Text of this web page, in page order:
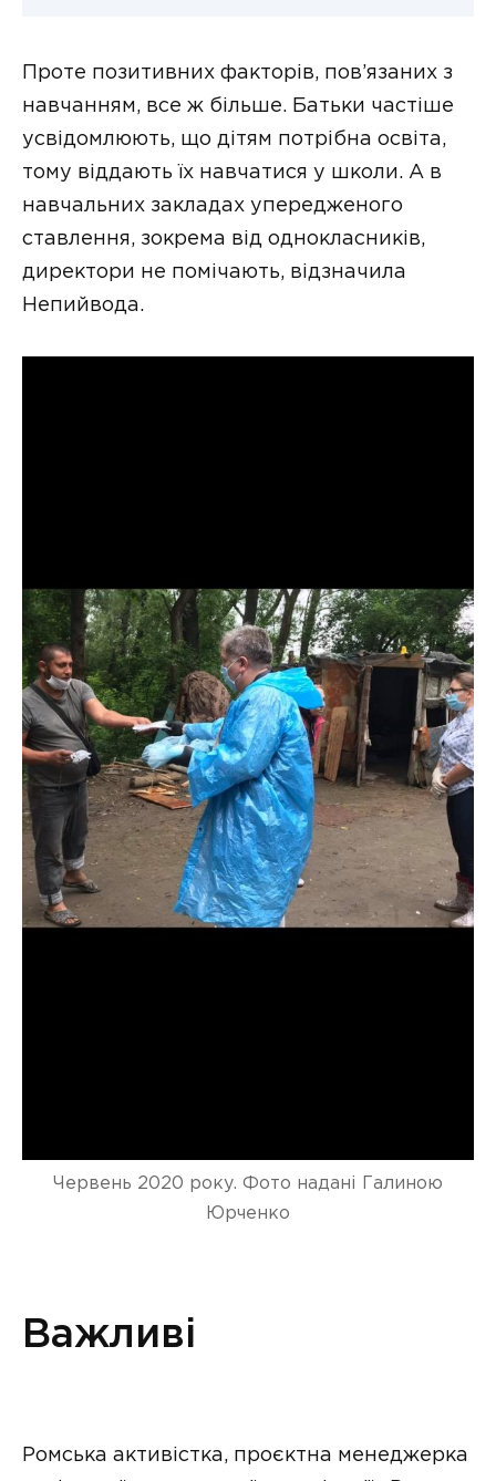
Проте позитивних факторів, пов’язаних з
навчанням, все ж більше. Батьки частіше
усвідомлюють, що дітям потрібна освіта,
тому віддають їх навчатися у школи. А в
навчальних закладах упередженого
ставлення, зокрема від однокласників,
директори не помічають, відзначила
Непийвода.
Червень 2020 року. Фото надані Галиною
Юрченко
Важливі
Ромська активістка, проєктна менеджерка